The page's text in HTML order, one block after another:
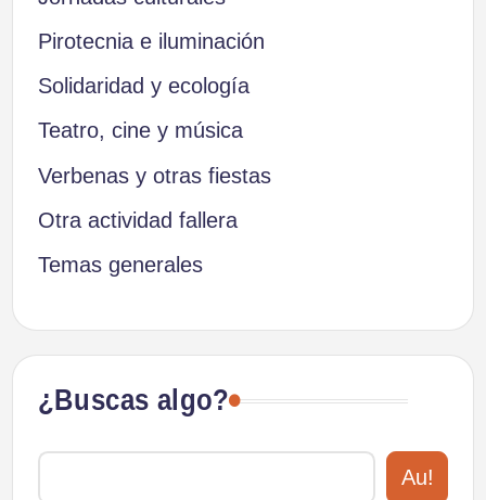
Pirotecnia e iluminación
Solidaridad y ecología
Teatro, cine y música
Verbenas y otras fiestas
Otra actividad fallera
Temas generales
¿Buscas algo?
Au!